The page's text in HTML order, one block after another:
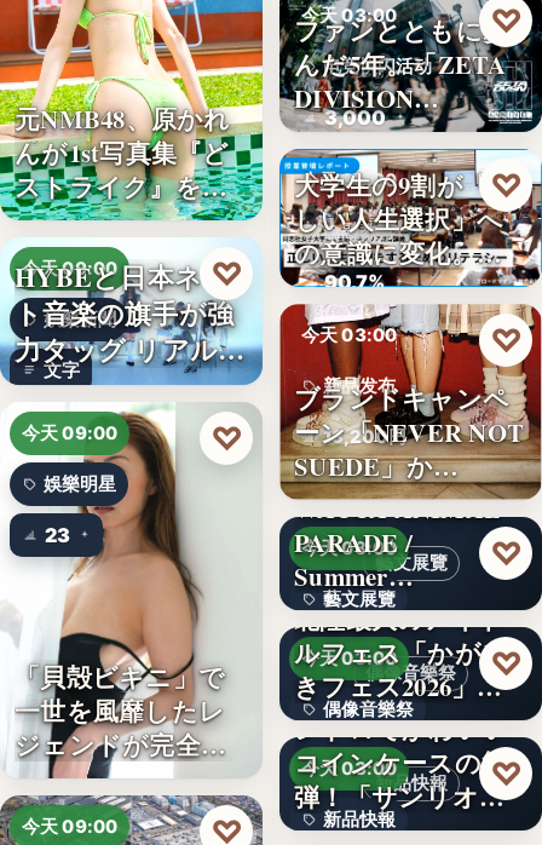
元NMB48、原かれ
んが1st写真集『ど
ストライク』を…
今天 09:00
娛樂新聞
文字
HYBEと日本ネッ
ト音楽の旗手が強
力タッグ リアル×
バー…
♡
今天 09:00
娛樂明星
23
「貝殻ビキニ」で
一世を風靡したレ
ジェンドが完全復
活武田久…
♡
今天 09:00 ♡
今天 03:00
电竞快闪活动
3,000
ファンとともに歩
んだ5年。「ZETA
DIVISION…
♡
今天 03:00
金融教育
90.7%
大学生の9割が「正
しい人生選択」へ
の意識に変化。ブ
ロード…
♡
今天 03:00
新品发布
13,200円
ブランドキャンペ
ーン「NEVER NOT
SUEDE」か…
♡
藝文展覽
今天 03:00
藝文展覽
3名
WACCA ANIMAL
PARADE /
Summer…
♡
偶像音樂祭
今天 03:00
偶像音樂祭
47
北陸最大のアイド
ルフェス「かがや
きフェス2026」第5
弾…
♡
新品快報
今天 03:00
新品快報
レトロでかわいい
コインケースの第2
弾！「サンリオキ
ャラク…
♡
『ソウルワーカ